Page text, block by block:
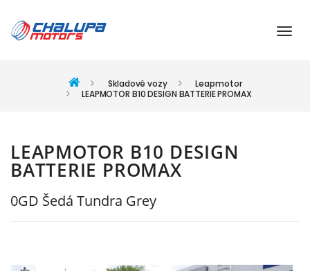
Skladové vozy
Leapmotor
LEAPMOTOR B10 DESIGN BATTERIE PROMAX
LEAPMOTOR B10 DESIGN
BATTERIE PROMAX
0GD Šedá Tundra Grey